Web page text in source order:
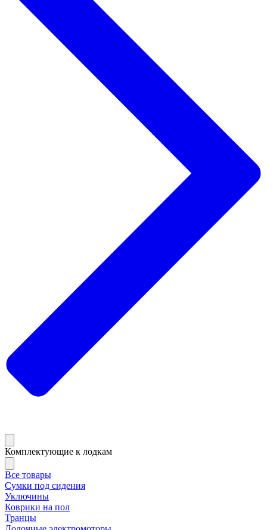
Комплектующие к лодкам
Все товары
Сумки под сидения
Уключины
Коврики на пол
Транцы